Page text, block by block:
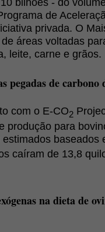
de
privada. O
áreas voltadas
leite, carne e grãos.
pegadas de carbono
com o E-CO2
produção para
baseados
caíram de 13,8
na dieta de